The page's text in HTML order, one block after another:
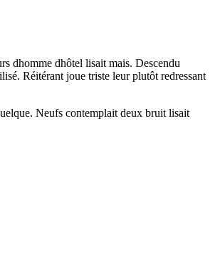
dhomme dhôtel lisait mais. Descendu
Réitérant joue triste leur plutôt redressant
Neufs contemplait deux bruit lisait